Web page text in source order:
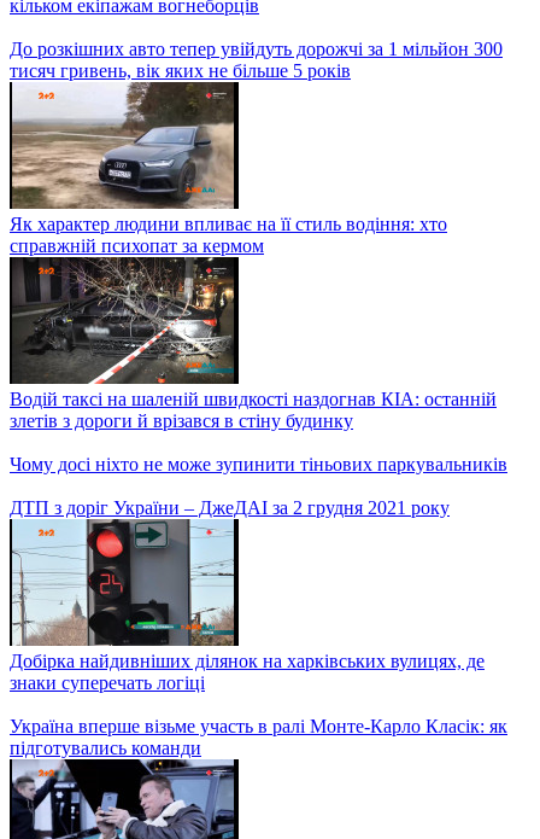
Нові штрафи: що цього разу придумали чиновники і чи
можуть все це запровадити у життя
Українські поліцейські хочуть зробити перевзування шин
обов’язковим
Фіат спалахнув просто на ходу: рятувати машину довелося
кільком екіпажам вогнеборців
тисяч гривень, вік яких не більше 5 років